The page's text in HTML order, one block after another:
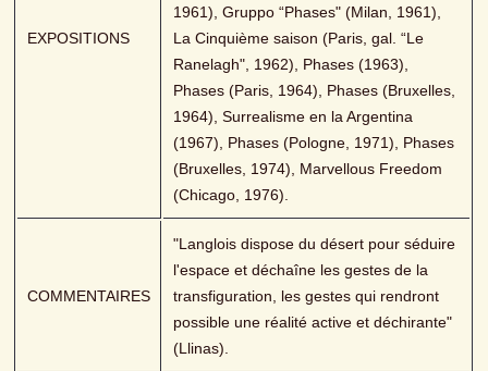
EXPOSITIONS
1961), Gruppo “Phases" (Milan, 1961),
La Cinquième saison (Paris, gal. “Le
Ranelagh", 1962), Phases (1963),
Phases (Paris, 1964), Phases (Bruxelles,
1964), Surrealisme en la Argentina
(1967), Phases (Pologne, 1971), Phases
(Bruxelles, 1974), Marvellous Freedom
(Chicago, 1976).
COMMENTAIRES
"Langlois dispose du désert pour séduire
l'espace et déchaîne les gestes de la
transfiguration, les gestes qui rendront
possible une réalité active et déchirante"
(Llinas).